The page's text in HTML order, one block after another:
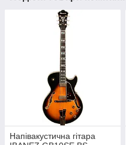
Напівакустична гітара